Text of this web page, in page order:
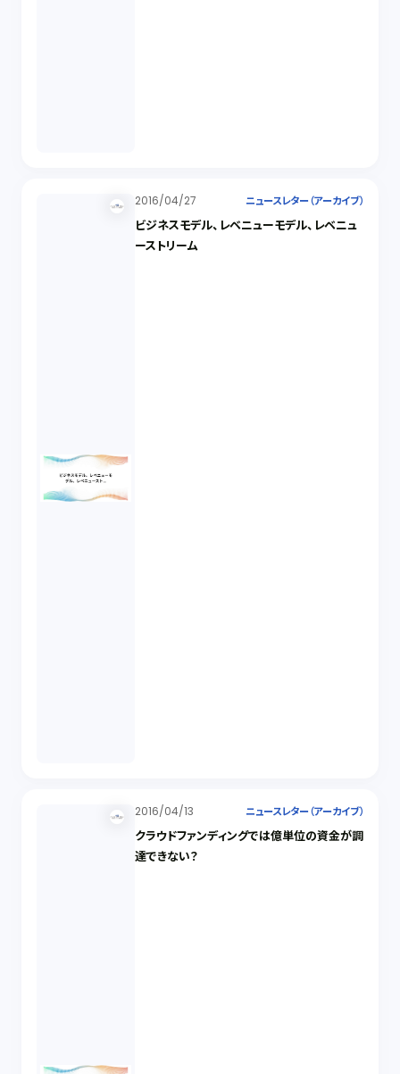
2016/04/27 ニュースレター（アーカイブ）
ビジネスモデル、レベニューモデル、レベニュ
ーストリーム
2016/04/13 ニュースレター（アーカイブ）
クラウドファンディングでは億単位の資金が調
達できない？